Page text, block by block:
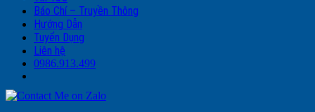
Báo Chí – Truyền Thông
Hướng Dẫn
Tuyển Dụng
Liên hệ
0986.913.499